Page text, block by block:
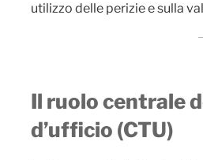
utilizzo delle perizie e sulla
Il ruolo centrale
d’ufficio (CTU)